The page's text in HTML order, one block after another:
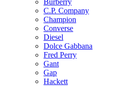
Burberry
C.P. Company
Champion
Converse
Diesel
Dolce Gabbana
Fred Perry
Gant
Gap
Hackett